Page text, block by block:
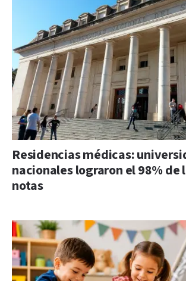
Residencias médicas:
nacionales lograron el 98% de
notas